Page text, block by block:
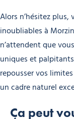
Alors n’hésitez plus,
inoubliables à
n’attendent que
uniques et
repousser vos
un cadre naturel
Ça peut